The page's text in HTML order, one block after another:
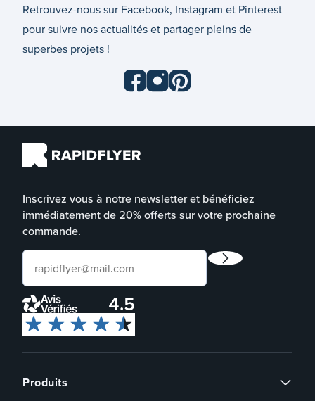
Retrouvez-nous sur Facebook, Instagram et Pinterest
pour suivre nos actualités et partager pleins de
superbes projets !
Inscrivez vous à notre newsletter et bénéficiez
immédiatement de 20% offerts sur votre prochaine
commande.
4.5
Produits